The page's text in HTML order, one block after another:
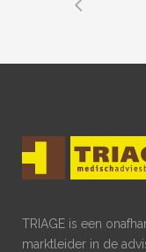
TRIAGE is een
marktleider in de